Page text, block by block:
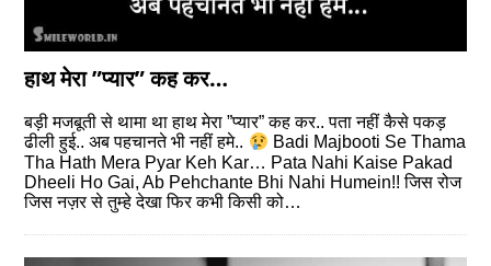
हाथ मेरा ”प्यार” कह कर…
बड़ी मजबूती से थामा था हाथ मेरा ”प्यार” कह कर.. पता नहीं कैसे पकड़
ढीली हुई.. अब पहचानते भी नहीं हमे..
Badi Majbooti Se Thama
Tha Hath Mera Pyar Keh Kar… Pata Nahi Kaise Pakad
Dheeli Ho Gai, Ab Pehchante Bhi Nahi Humein!! जिस रोज
जिस नज़र से तुम्हे देखा फिर कभी किसी को…